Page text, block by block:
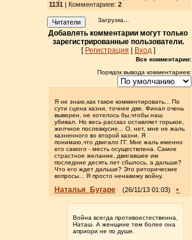
1131| Комментариев: 2
Читатели Загрузка...
Добавлять комментарии могут только
зарегистрированные пользователи.
[ Регистрация Вход]
Все комментарии:
Порядок вывода комментариев:
Я не знаю,как такое комментировать... По
сути сцена казни, точнее две. Финал очень
выверен, не хотелось бы,чтобы наш
убивал. Но весь рассказ оставляет горькое,
желчное послевкусие... О, нет, мне не жаль
казненного во второй казни. Я
понимаю,что двигало ГГ. Мне жаль именно
его самого - месть осуществлена. Самое
страстное желание, двигавшее им
последние десять лет сбылось, а дальше?
Что его ждет дальше? Это риторические
вопросы... Я просто ненавижу войну.
Наталья_Бугаре (26/11/13 01:03) •
Война всегда противоестественна,
Наташ. А женщине тем более она
априори не по душе.